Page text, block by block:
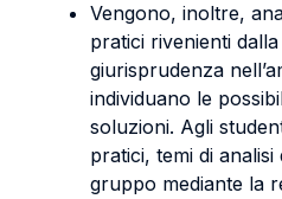
Vengono, inoltre,
pratici rivenienti
giurisprudenza
individuano le
soluzioni. Agli
pratici, temi di
gruppo mediante la